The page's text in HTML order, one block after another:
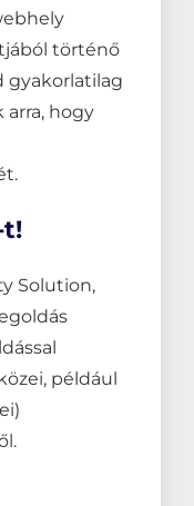
történő
gyakorlatilag
arra, hogy
t!
Solution,
például